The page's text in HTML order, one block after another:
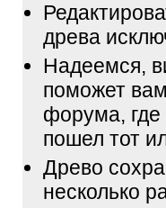
древа
Надеемся,
поможет
форума, где
пошел тот
Древо
несколько